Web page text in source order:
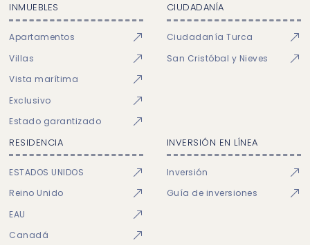
INMUEBLES
Apartamentos
Villas
Vista marítima
Exclusivo
Estado garantizado
CIUDADANÍA
Ciudadanía Turca
San Cristóbal y Nieves
RESIDENCIA
ESTADOS UNIDOS
Reino Unido
EAU
Canadá
INVERSIÓN EN LÍNEA
Inversión
Guía de inversiones